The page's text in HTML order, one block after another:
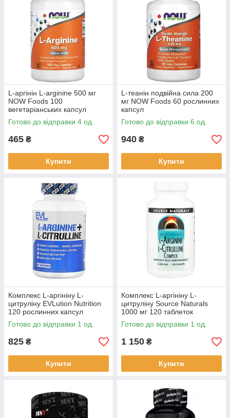
L-аргінін L-arginine 500 мг
NOW Foods 100
вегетаріанських капсул
Готово до відправки 4 од.
465 ₴
Купити
L-теанін подвійна сила 200
мг NOW Foods 60 рослинних
капсул
Готово до відправки 6 од.
940 ₴
Купити
Комплекс L-аргініну L-
цитруліну EVLution Nutrition
120 рослинних капсул
Готово до відправки 1 од.
825 ₴
Купити
Комплекс L-аргініну L-
цитруліну Source Naturals
1000 мг 120 таблеток
Готово до відправки 1 од.
1 150 ₴
Купити